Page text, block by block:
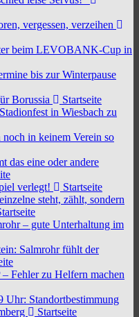
vergessen, verzeihen
beim LEVOBANK-Cup in
bis zur Winterpause
Borussia
Startseite
in Wiesbach zu
noch in keinem Verein so
das eine oder andere
verlegt!
Startseite
steht, zählt, sondern
– gute Unterhaltung im
Salmrohr fühlt der
Fehler zu Helfern machen
Uhr: Standortbestimmung
Startseite